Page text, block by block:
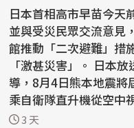
日本首相高市早苗今天
並與受災民眾交流意見
館推動「二次避難」措
「激甚災害」。 日本放送協會(NHK)及日本共同社報
導，8月4日熊本地震
乘自衛隊直升機從空中
規模爆...
3 天